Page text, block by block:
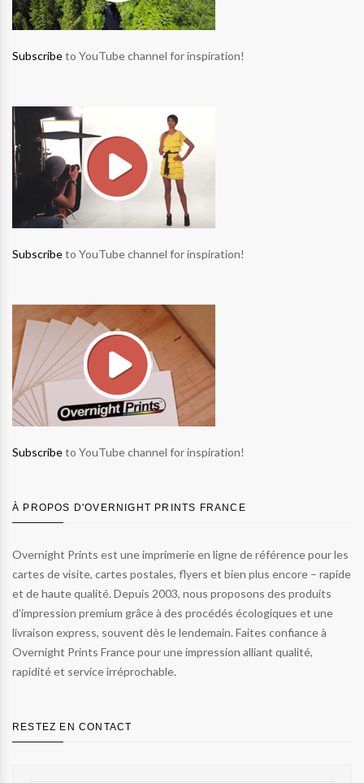
Subscribeto YouTube channel for inspiration!
Subscribeto YouTube channel for inspiration!
Subscribeto YouTube channel for inspiration!
À PROPOS D'OVERNIGHT PRINTS FRANCE
Overnight Prints est une imprimerie en ligne de référence pour les
cartes de visite, cartes postales, flyers et bien plus encore – rapide
et de haute qualité. Depuis 2003, nous proposons des produits
d’impression premium grâce à des procédés écologiques et une
livraison express, souvent dès le lendemain. Faites confiance à
Overnight Prints France pour une impression alliant qualité,
rapidité et service irréprochable.
RESTEZ EN CONTACT